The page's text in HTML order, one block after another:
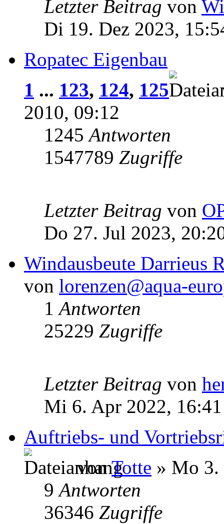
Letzter Beitrag von
Di 19. Dez 2023,
Ropatec Eigenbau
1 ... 123, 124, 125
2010, 09:12
1245Antworten
1547789 Zugriffe
Letzter Beitrag von
Do 27. Jul 2023,
Windausbeute Darrieus
von lorenzen@aqua-
1Antworten
25229 Zugriffe
Letzter Beitrag von
Mi 6. Apr 2022, 16:41
Auftriebs- und
vonTotte » Mo 3.
9Antworten
36346 Zugriffe